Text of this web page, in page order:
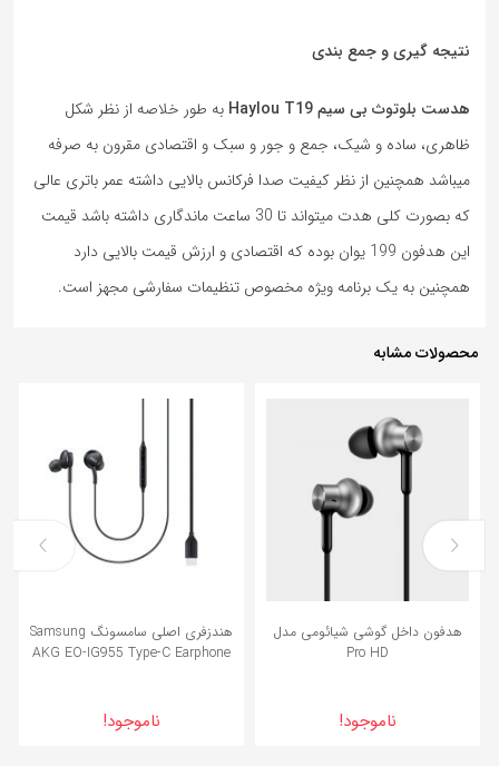
نتیجه گیری و جمع بندی
هدست بلوتوث بی سیمHaylou T19 به طور خلاصه از نظر شکل
ظاهری، ساده و شیک، جمع و جور و سبک و اقتصادی مقرون به صرفه
میباشد همچنین از نظر کیفیت صدا فرکانس بالایی داشته عمر باتری عالی
که بصورت کلی هدت میتواند تا 30 ساعت ماندگاری داشته باشد قیمت
این هدفون 199 یوان بوده که اقتصادی و ارزش قیمت بالایی دارد
همچنین به یک برنامه ویژه مخصوص تنظیمات سفارشی مجهز است.
محصولات مشابه
هدفون داخل گوشی شیائومی مدل
Pro HD
ناموجود!
هندزفری اصلی سامسونگ Samsung
AKG EO-IG955 Type-C Earphone
ناموجود!